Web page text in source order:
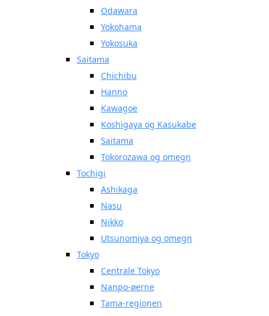
Odawara
Yokohama
Yokosuka
Saitama
Chichibu
Hanno
Kawagoe
Koshigaya og Kasukabe
Saitama
Tokorozawa og omegn
Tochigi
Ashikaga
Nasu
Nikko
Utsunomiya og omegn
Tokyo
Centrale Tokyo
Nanpo-øerne
Tama-regionen